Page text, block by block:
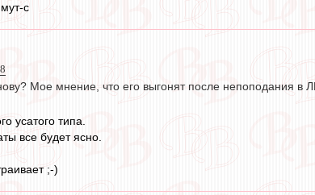
с
Мое мнение, что его выгонят после непоподания в
усатого типа.
все будет ясно.
;-)